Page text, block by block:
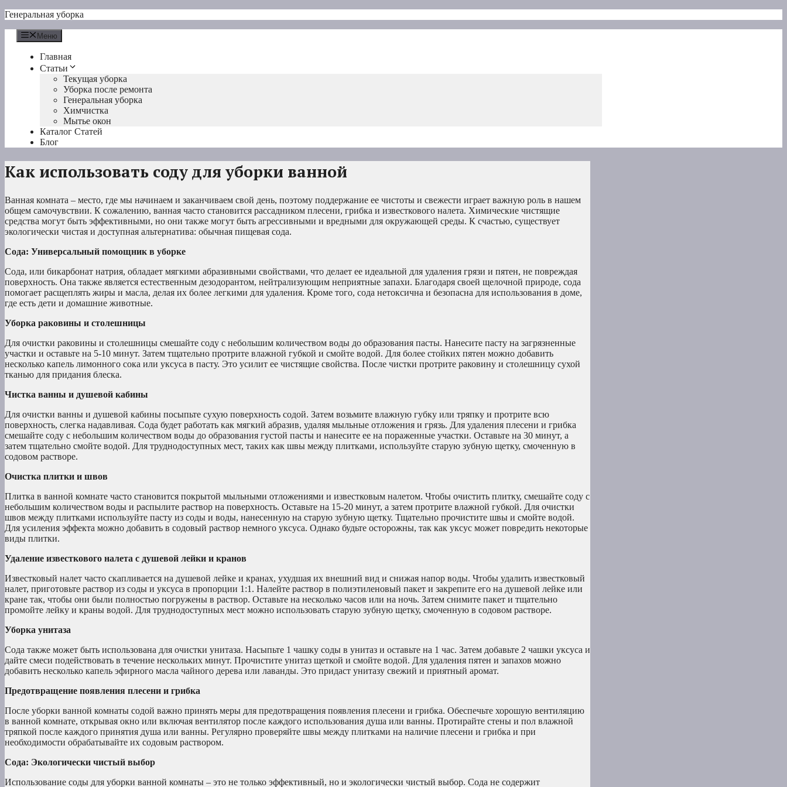
Перейти
содержимому
Генеральная уборка
Меню
Главная
Статьи
Текущая уборка
Уборка после ремонта
Генеральная уборка
Химчистка
Мытье окон
Каталог Статей
Блог
Как использовать соду для уборки ванной
Ванная комната – место, где мы начинаем и заканчиваем свой день, поэтому поддержание ее чистоты и свежести играет важную роль в нашем
общем самочувствии. К сожалению, ванная часто становится рассадником плесени, грибка и известкового налета. Химические чистящие
средства могут быть эффективными, но они также могут быть агрессивными и вредными для окружающей среды. К счастью, существует
экологически чистая и доступная альтернатива: обычная пищевая сода.
Сода: Универсальный помощник в уборке
Сода, или бикарбонат натрия, обладает мягкими абразивными свойствами, что делает ее идеальной для удаления грязи и пятен, не повреждая
поверхность. Она также является естественным дезодорантом, нейтрализующим неприятные запахи. Благодаря своей щелочной природе, сода
помогает расщеплять жиры и масла, делая их более легкими для удаления. Кроме того, сода нетоксична и безопасна для использования в доме,
где есть дети и домашние животные.
Уборка раковины и столешницы
Для очистки раковины и столешницы смешайте соду с небольшим количеством воды до образования пасты. Нанесите пасту на загрязненные
участки и оставьте на 5-10 минут. Затем тщательно протрите влажной губкой и смойте водой. Для более стойких пятен можно добавить
несколько капель лимонного сока или уксуса в пасту. Это усилит ее чистящие свойства. После чистки протрите раковину и столешницу сухой
тканью для придания блеска.
Чистка ванны и душевой кабины
Для очистки ванны и душевой кабины посыпьте сухую поверхность содой. Затем возьмите влажную губку или тряпку и протрите всю
поверхность, слегка надавливая. Сода будет работать как мягкий абразив, удаляя мыльные отложения и грязь. Для удаления плесени и грибка
смешайте соду с небольшим количеством воды до образования густой пасты и нанесите ее на пораженные участки. Оставьте на 30 минут, а
затем тщательно смойте водой. Для труднодоступных мест, таких как швы между плитками, используйте старую зубную щетку, смоченную в
содовом растворе.
Очистка плитки и швов
Плитка в ванной комнате часто становится покрытой мыльными отложениями и известковым налетом. Чтобы очистить плитку, смешайте соду с
небольшим количеством воды и распылите раствор на поверхность. Оставьте на 15-20 минут, а затем протрите влажной губкой. Для очистки
швов между плитками используйте пасту из соды и воды, нанесенную на старую зубную щетку. Тщательно прочистите швы и смойте водой.
Для усиления эффекта можно добавить в содовый раствор немного уксуса. Однако будьте осторожны, так как уксус может повредить некоторые
виды плитки.
Удаление известкового налета с душевой лейки и кранов
Известковый налет часто скапливается на душевой лейке и кранах, ухудшая их внешний вид и снижая напор воды. Чтобы удалить известковый
налет, приготовьте раствор из соды и уксуса в пропорции 1:1. Налейте раствор в полиэтиленовый пакет и закрепите его на душевой лейке или
кране так, чтобы они были полностью погружены в раствор. Оставьте на несколько часов или на ночь. Затем снимите пакет и тщательно
промойте лейку и краны водой. Для труднодоступных мест можно использовать старую зубную щетку, смоченную в содовом растворе.
Уборка унитаза
Сода также может быть использована для очистки унитаза. Насыпьте 1 чашку соды в унитаз и оставьте на 1 час. Затем добавьте 2 чашки уксуса и
дайте смеси подействовать в течение нескольких минут. Прочистите унитаз щеткой и смойте водой. Для удаления пятен и запахов можно
добавить несколько капель эфирного масла чайного дерева или лаванды. Это придаст унитазу свежий и приятный аромат.
Предотвращение появления плесени и грибка
После уборки ванной комнаты содой важно принять меры для предотвращения появления плесени и грибка. Обеспечьте хорошую вентиляцию
в ванной комнате, открывая окно или включая вентилятор после каждого использования душа или ванны. Протирайте стены и пол влажной
тряпкой после каждого принятия душа или ванны. Регулярно проверяйте швы между плитками на наличие плесени и грибка и при
необходимости обрабатывайте их содовым раствором.
Сода: Экологически чистый выбор
Использование соды для уборки ванной комнаты – это не только эффективный, но и экологически чистый выбор. Сода не содержит